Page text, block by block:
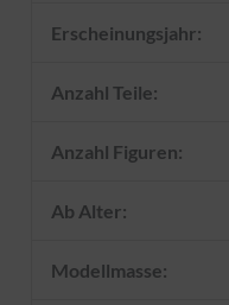
Erscheinungsjahr:
Anzahl Teile:
Anzahl Figuren:
Ab Alter:
Modellmasse: